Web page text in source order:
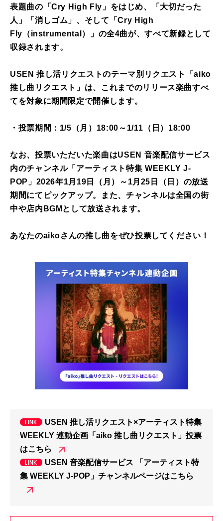
表題曲の「Cry High Fly 」をはじめ、「大切だった
人」「消しゴム」、そして「Cry High
Fly （instrumental）」の全4曲が、すべて新録として
収録されます。
USEN 推し活リクエストのテーマ別リクエスト「aiko
推し曲リクエスト」は、これまでのリリース楽曲すべ
てを対象に期間限定で開催します。
・投票期間：1/5（月）18:00～1/11（日）18:00
なお、投票いただいた楽曲はUSEN 音楽配信サービス
内のチャンネル「アーティスト特集 WEEKLY J-
POP」 2026年1月19日（月）～1月25日（日）の放送
期間にてピックアップ。また、チャンネルは全国の街
中や店内BGMとして放送されます。
あなたのaikoさんの推し曲をぜひ投票してください！
USEN 推し活リクエスト×アーティスト特集
WEEKLY 連動企画「aiko 推し曲リクエスト」投票
はこちら
USEN 音楽配信サービス 「アーティスト特
集 WEEKLY J-POP」チャンネルページはこちら